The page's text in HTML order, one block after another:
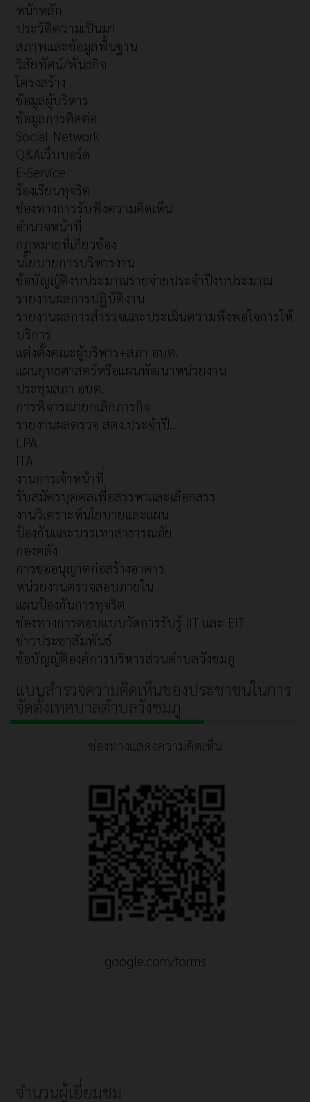
หน้าหลัก
ประวัติความเป็นมา
สภาพและข้อมูลพื้นฐาน
วิสัยทัศน์/พันธกิจ
โครงสร้าง
ข้อมูลผู้บริหาร
ข้อมูลการติดต่อ
Social Network
Q&Aเว็บบอร์ด
E-Service
ร้องเรียนทุจริต
ช่องทางการรับฟังความคิดเห็น
อำนาจหน้าที่
กฏหมายที่เกี่ยวข้อง
นโยบายการบริหารงาน
ข้อบัญญัติงบประมาณรายจ่ายประจำปีงบประมาณ
รายงานผลการปฏิบัติงาน
รายงานผลการสำรวจและประเมินความพึงพอใจการให้
บริการ
แต่งตั้งคณะผู้บริหาร+สภา อบต.
แผนยุทธศาสตร์หรือแผนพัฒนาหน่วยงาน
ประชุมสภา อบต.
การพิจารณายกเลิกภารกิจ
รายงานผลตรวจ สตง.ประจำปี..
LPA
ITA
งานการเจ้าหน้าที่
รับสมัครบุคคลเพื่อสรรหาและเลือกสรร
งานวิเคราะห์นโยบายและแผน
ป้องกันและบรรเทาสาธารณภัย
กองคลัง
การขออนุญาตก่อสร้างอาคาร
หน่วยงานตรวจสอบภายใน
แผนป้องกันการทุจริต
ช่องทางการตอบแบบวัดการรับรู้ IIT และ EIT
ข่าวประชาสัมพันธ์
ข้อบัญญัติองค์การบริหารส่วนตำบลวังชมภู
แบบสำรวจความคิดเห็นของประชาชนในการ
จัดตั้งเทศบาลตำบลวังชมภู
ช่องทางแสดงความคิดเห็น
google.com/forms
จำนวนผู้เยี่ยมชม